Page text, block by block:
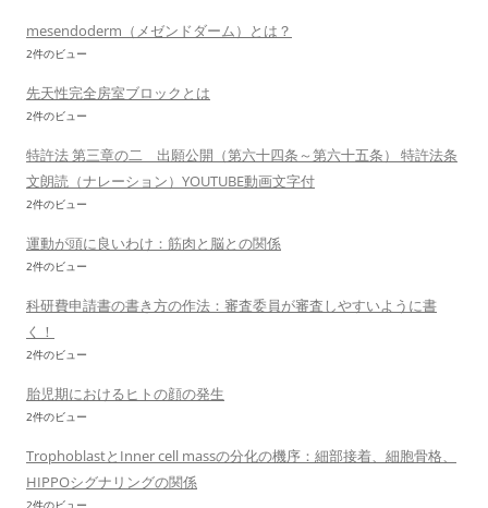
mesendoderm（メゼンドダーム）とは？
2件のビュー
先天性完全房室ブロックとは
2件のビュー
特許法 第三章の二 出願公開（第六十四条～第六十五条） 特許法条
文朗読（ナレーション）YOUTUBE動画文字付
2件のビュー
運動が頭に良いわけ：筋肉と脳との関係
2件のビュー
科研費申請書の書き方の作法：審査委員が審査しやすいように書
く！
2件のビュー
胎児期におけるヒトの顔の発生
2件のビュー
TrophoblastとInner cell massの分化の機序：細部接着、細胞骨格、
HIPPOシグナリングの関係
2件のビュー